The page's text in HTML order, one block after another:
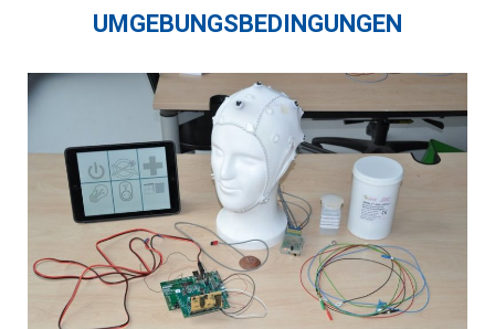
UMGEBUNGSBEDINGUNGEN